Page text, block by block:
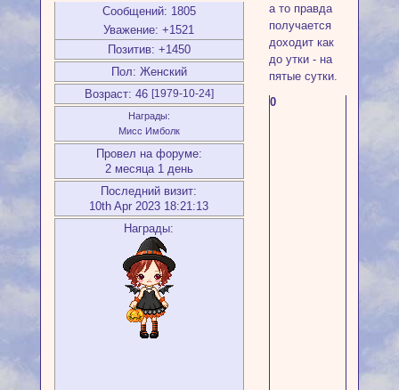
Сообщений: 1805
Уважение: +1521
Позитив: +1450
Пол: Женский
Возраст: 46 [1979-10-24]
Награды:
Мисс Имболк
Провел на форуме:
2 месяца 1 день
Последний визит:
10th Apr 2023 18:21:13
Награды:
а то правда
получается
доходит как
до утки - на
пятые сутки.
0